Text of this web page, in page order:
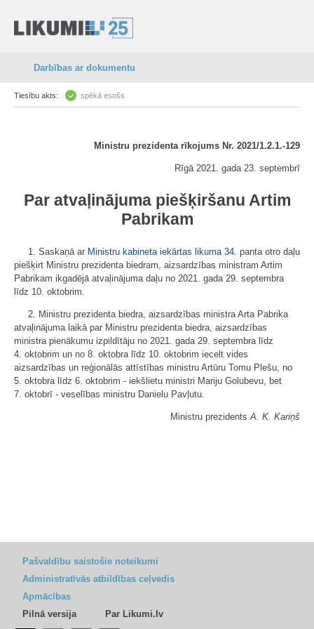
Darbības ar dokumentu
Tiesību akts: spēkā esošs
Ministru prezidenta rīkojums Nr. 2021/1.2.1.-129
Rīgā 2021. gada 23. septembrī
Par atvaļinājuma piešķiršanu Artim
Pabrikam
1. Saskaņā ar Ministru kabineta iekārtas likuma 34. panta otro daļu
piešķirt Ministru prezidenta biedram, aizsardzības ministram Artim
Pabrikam ikgadējā atvaļinājuma daļu no 2021. gada 29. septembra
līdz 10. oktobrim.
2. Ministru prezidenta biedra, aizsardzības ministra Arta Pabrika
atvaļinājuma laikā par Ministru prezidenta biedra, aizsardzības
ministra pienākumu izpildītāju no 2021. gada 29. septembra līdz
4. oktobrim un no 8. oktobra līdz 10. oktobrim iecelt vides
aizsardzības un reģionālās attīstības ministru Artūru Tomu Plešu, no
5. oktobra līdz 6. oktobrim - iekšlietu ministri Mariju Golubevu, bet
7. oktobrī - veselības ministru Danielu Pavļutu.
Ministru prezidentsA. K. Kariņš
Pašvaldību saistošie noteikumi
Administratīvās atbildības ceļvedis
Apmācības
Pilnā versija
Par Likumi.lv